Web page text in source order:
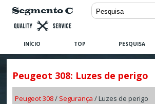
INÍCIO TOP PESQUISA
Peugeot 308: Luzes de perigo
Peugeot 308/ Segurança / Luzes de perigo